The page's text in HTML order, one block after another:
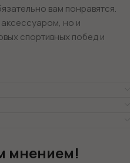
вам понравятся.
но и
спортивных побед и
мнением!